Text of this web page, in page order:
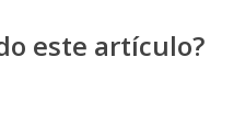
este artículo?